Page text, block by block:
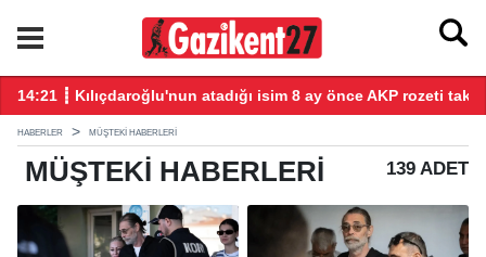
14:21 ┋ Kılıçdaroğlu'nun atadığı isim 8 ay önce AKP rozeti
HABERLER MÜŞTEKI HABERLERI
MÜŞTEKI HABERLERI 139 ADET